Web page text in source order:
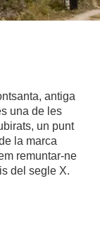
antiga
una de les
un punt
la marca
remuntar-ne
del segle X.